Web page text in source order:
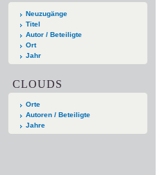
Neuzugänge
Titel
Autor / Beteiligte
Ort
Jahr
CLOUDS
Orte
Autoren / Beteiligte
Jahre